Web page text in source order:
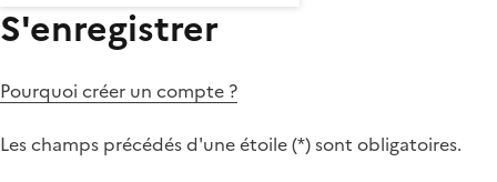
S'enregistrer
Pourquoi créer un compte ?
Les champs précédés d'une étoile (*) sont obligatoires.